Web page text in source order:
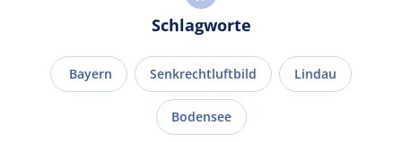
Schlagworte
Bayern Senkrechtluftbild Lindau
Bodensee